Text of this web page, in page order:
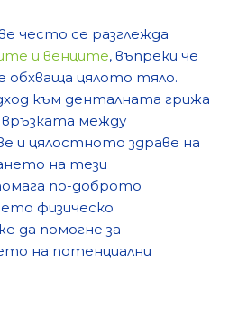
често се разглежда
и венците, въпреки че
обхваща цялото тяло.
към денталната грижа
връзката между
и цялостното здраве на
на тези
по-доброто
физическо
да помогне за
на потенциални